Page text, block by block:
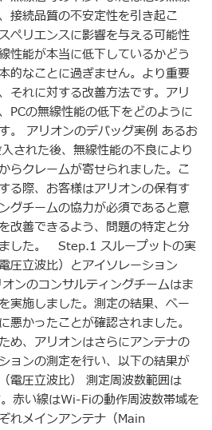
接続品質の不安定性を引き起こ
ペリエンスに影響を与える可能性
性能が本当に低下しているかどう
的なことに過ぎません。より重要
それに対する改善方法です。アリ
PCの無線性能の低下をどのように
。 アリオンのデバッグ実例 あるお
された後、無線性能の不良により
らクレームが寄せられました。こ
る際、お客様はアリオンの保有す
グチームの協力が必須であると意
改善できるよう、問題の特定と分
した。 Step.1 スループットの実
圧立波比）とアイソレーション
オンのコンサルティングチームはま
実施しました。測定の結果、ベー
悪かったことが確認されました。
め、アリオンはさらにアンテナの
ョンの測定を行い、以下の結果が
圧立波比） 測定周波数範囲は
赤い線はWi-Fiの動作周波数帯域を
れメインアンテナ（Main